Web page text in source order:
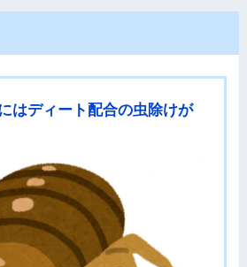
はディート配合の虫除けが